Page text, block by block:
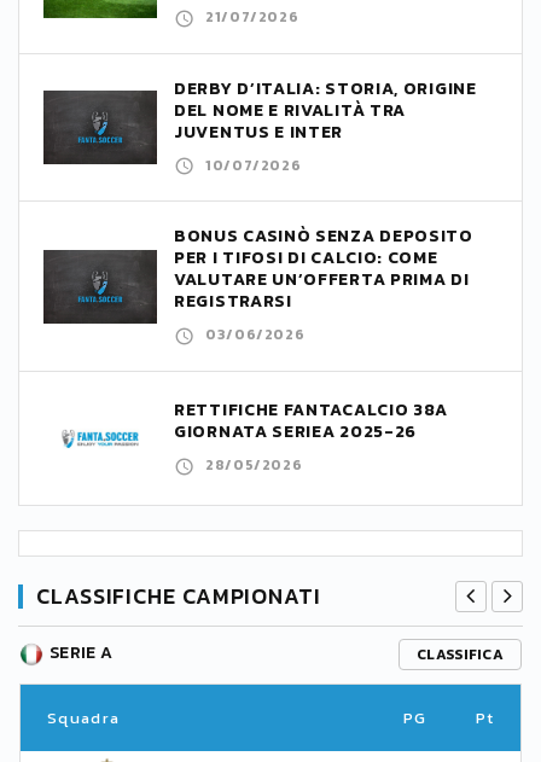
21/07/2026
DERBY D’ITALIA: STORIA, ORIGINE
DEL NOME E RIVALITÀ TRA
JUVENTUS E INTER
10/07/2026
BONUS CASINÒ SENZA DEPOSITO
PER I TIFOSI DI CALCIO: COME
VALUTARE UN’OFFERTA PRIMA DI
REGISTRARSI
03/06/2026
RETTIFICHE FANTACALCIO 38A
GIORNATA SERIEA 2025-26
28/05/2026
CLASSIFICHE CAMPIONATI
SERIE A CLASSIFICA
Squadra PG Pt